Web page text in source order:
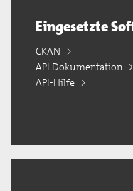
Eingesetzte
CKAN
API Dokumentation
API-Hilfe